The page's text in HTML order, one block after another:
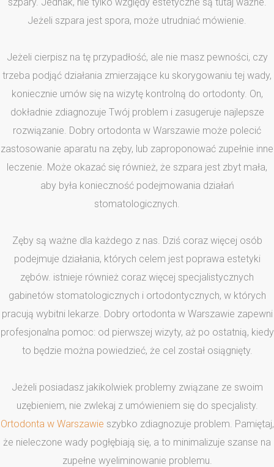
Jeżeli szpara jest spora, może utrudniać mówienie.
Jeżeli cierpisz na tę przypadłość, ale nie masz pewności, czy
trzeba podjąć działania zmierzające ku skorygowaniu tej wady,
koniecznie umów się na wizytę kontrolną do ortodonty. On,
dokładnie zdiagnozuje Twój problem i zasugeruje najlepsze
rozwiązanie. Dobry ortodonta w Warszawie może polecić
zastosowanie aparatu na zęby, lub zaproponować zupełnie inne
leczenie. Może okazać się również, że szpara jest zbyt mała,
aby była konieczność podejmowania działań
stomatologicznych.
Zęby są ważne dla każdego z nas. Dziś coraz więcej osób
podejmuje działania, których celem jest poprawa estetyki
zębów. istnieje również coraz więcej specjalistycznych
gabinetów stomatologicznych i ortodontycznych, w których
pracują wybitni lekarze. Dobry ortodonta w Warszawie zapewni
profesjonalna pomoc: od pierwszej wizyty, aż po ostatnią, kiedy
to będzie można powiedzieć, że cel został osiągnięty.
Jeżeli posiadasz jakikolwiek problemy związane ze swoim
uzębieniem, nie zwlekaj z umówieniem się do specjalisty.
Ortodonta w Warszawie szybko zdiagnozuje problem. Pamiętaj,
że nieleczone wady pogłębiają się, a to minimalizuje szanse na
zupełne wyeliminowanie problemu.